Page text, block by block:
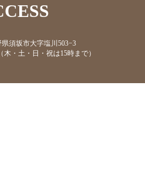
県須坂市大字塩川503−3
木・土・日・祝は15時まで）